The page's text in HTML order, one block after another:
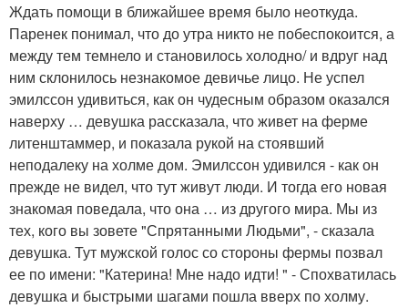
Ждать помощи в ближайшее время было неоткуда.
Паренек понимал, что до утра никто не побеспокоится, а
между тем темнело и становилось холодно/ и вдруг над
ним склонилось незнакомое девичье лицо. Не успел
эмилссон удивиться, как он чудесным образом оказался
наверху … девушка рассказала, что живет на ферме
литенштаммер, и показала рукой на стоявший
неподалеку на холме дом. Эмилссон удивился - как он
прежде не видел, что тут живут люди. И тогда его новая
знакомая поведала, что она … из другого мира. Мы из
тех, кого вы зовете "Спрятанными Людьми", - сказала
девушка. Тут мужской голос со стороны фермы позвал
ее по имени: "Катерина! Мне надо идти! " - Спохватилась
девушка и быстрыми шагами пошла вверх по холму.